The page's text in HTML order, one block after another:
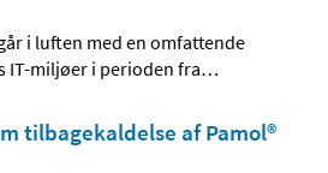
i luften med en omfattende
IT-miljøer i perioden fra…
tilbagekaldelse af Pamol®